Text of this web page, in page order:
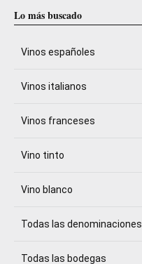
Lo más buscado
Vinos españoles
Vinos italianos
Vinos franceses
Vino tinto
Vino blanco
Todas las denominaciones
Todas las bodegas